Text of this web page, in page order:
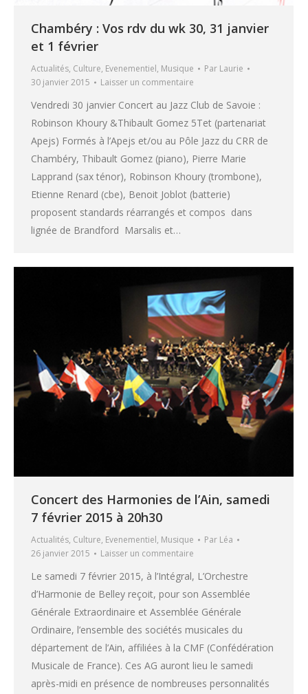
Chambéry : Vos rdv du wk 30, 31 janvier
et 1 février
Actualités, Culture, Evenementiel, Musique Par Laurie
30 janvier 2015
Laisser un commentaire
Vendredi 30 janvier Concert au Jazz Club de Savoie :
Robinson Khoury &Thibault Gomez 5Tet (partenariat
Apejs) Formés à l’Apejs et/ou au Pôle Jazz du CRR de
Chambéry, Thibault Gomez (piano), Pierre Marie
Lapprand (sax ténor), Robinson Khoury (trombone),
Etienne Renard (cbe), Benoit Joblot (batterie)
proposent standards réarrangés et compos dans
lignée de Brandford Marsalis et…
Concert des Harmonies de l’Ain, samedi
7 février 2015 à 20h30
Actualités, Culture, Evenementiel, Musique Par Léa
26 janvier 2015
Laisser un commentaire
Le samedi 7 février 2015, à l’Intégral, L’Orchestre
d’Harmonie de Belley reçoit, pour son Assemblée
Générale Extraordinaire et Assemblée Générale
Ordinaire, l’ensemble des sociétés musicales du
département de l’Ain, affiliées à la CMF (Confédération
Musicale de France). Ces AG auront lieu le samedi
après-midi en présence de nombreuses personnalités